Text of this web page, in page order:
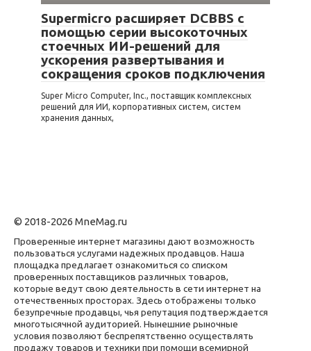
Supermicro расширяет DCBBS с
помощью серии высокоточных
стоечных ИИ-решений для
ускорения развертывания и
сокращения сроков подключения
Super Micro Computer, Inc., поставщик комплексных
решений для ИИ, корпоративных систем, систем
хранения данных,
© 2018-2026 MneMag.ru
Проверенные интернет магазины дают возможность
пользоваться услугами надежных продавцов. Наша
площадка предлагает ознакомиться со списком
проверенных поставщиков различных товаров,
которые ведут свою деятельность в сети интернет на
отечественных просторах. Здесь отображены только
безупречные продавцы, чья репутация подтверждается
многотысячной аудиторией. Нынешние рыночные
условия позволяют беспрепятственно осуществлять
продажу товаров и техники при помощи всемирной